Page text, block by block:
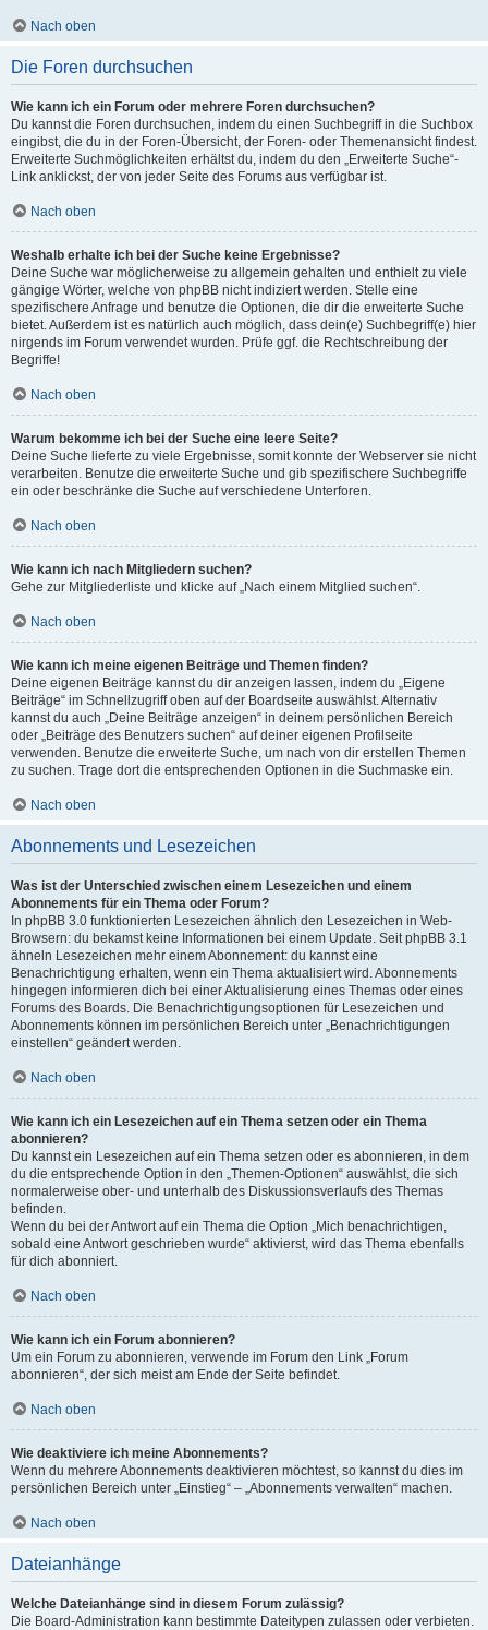
Nach oben
Die Foren durchsuchen
Wie kann ich ein Forum oder mehrere Foren durchsuchen?
Du kannst die Foren durchsuchen, indem du einen Suchbegriff in die Suchbox
eingibst, die du in der Foren-Übersicht, der Foren- oder Themenansicht findest.
Erweiterte Suchmöglichkeiten erhältst du, indem du den „Erweiterte Suche“-
Link anklickst, der von jeder Seite des Forums aus verfügbar ist.
Nach oben
Weshalb erhalte ich bei der Suche keine Ergebnisse?
Deine Suche war möglicherweise zu allgemein gehalten und enthielt zu viele
gängige Wörter, welche von phpBB nicht indiziert werden. Stelle eine
spezifischere Anfrage und benutze die Optionen, die dir die erweiterte Suche
bietet. Außerdem ist es natürlich auch möglich, dass dein(e) Suchbegriff(e) hier
nirgends im Forum verwendet wurden. Prüfe ggf. die Rechtschreibung der
Begriffe!
Nach oben
Warum bekomme ich bei der Suche eine leere Seite?
Deine Suche lieferte zu viele Ergebnisse, somit konnte der Webserver sie nicht
verarbeiten. Benutze die erweiterte Suche und gib spezifischere Suchbegriffe
ein oder beschränke die Suche auf verschiedene Unterforen.
Nach oben
Wie kann ich nach Mitgliedern suchen?
Gehe zur Mitgliederliste und klicke auf „Nach einem Mitglied suchen“.
Nach oben
Wie kann ich meine eigenen Beiträge und Themen finden?
Deine eigenen Beiträge kannst du dir anzeigen lassen, indem du „Eigene
Beiträge“ im Schnellzugriff oben auf der Boardseite auswählst. Alternativ
kannst du auch „Deine Beiträge anzeigen“ in deinem persönlichen Bereich
oder „Beiträge des Benutzers suchen“ auf deiner eigenen Profilseite
verwenden. Benutze die erweiterte Suche, um nach von dir erstellen Themen
zu suchen. Trage dort die entsprechenden Optionen in die Suchmaske ein.
Nach oben
Abonnements und Lesezeichen
Was ist der Unterschied zwischen einem Lesezeichen und einem
Abonnements für ein Thema oder Forum?
In phpBB 3.0 funktionierten Lesezeichen ähnlich den Lesezeichen in Web-
Browsern: du bekamst keine Informationen bei einem Update. Seit phpBB 3.1
ähneln Lesezeichen mehr einem Abonnement: du kannst eine
Benachrichtigung erhalten, wenn ein Thema aktualisiert wird. Abonnements
hingegen informieren dich bei einer Aktualisierung eines Themas oder eines
Forums des Boards. Die Benachrichtigungsoptionen für Lesezeichen und
Abonnements können im persönlichen Bereich unter „Benachrichtigungen
einstellen“ geändert werden.
Nach oben
Wie kann ich ein Lesezeichen auf ein Thema setzen oder ein Thema
abonnieren?
Du kannst ein Lesezeichen auf ein Thema setzen oder es abonnieren, in dem
du die entsprechende Option in den „Themen-Optionen“ auswählst, die sich
normalerweise ober- und unterhalb des Diskussionsverlaufs des Themas
befinden.
Wenn du bei der Antwort auf ein Thema die Option „Mich benachrichtigen,
sobald eine Antwort geschrieben wurde“ aktivierst, wird das Thema ebenfalls
für dich abonniert.
Nach oben
Wie kann ich ein Forum abonnieren?
Um ein Forum zu abonnieren, verwende im Forum den Link „Forum
abonnieren“, der sich meist am Ende der Seite befindet.
Nach oben
Wie deaktiviere ich meine Abonnements?
Wenn du mehrere Abonnements deaktivieren möchtest, so kannst du dies im
persönlichen Bereich unter „Einstieg“ – „Abonnements verwalten“ machen.
Nach oben
Dateianhänge
Welche Dateianhänge sind in diesem Forum zulässig?
Die Board-Administration kann bestimmte Dateitypen zulassen oder verbieten.